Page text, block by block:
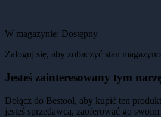
W magazynie: Dostępny
Zaloguj się, aby zobaczyć stan
Jesteś zainteresowany tym
Dołącz do Bestool, aby kupić ten
jesteś sprzedawcą, zaoferować go